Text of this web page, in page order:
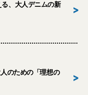
、大人デニムの新
>
のための「理想の
>